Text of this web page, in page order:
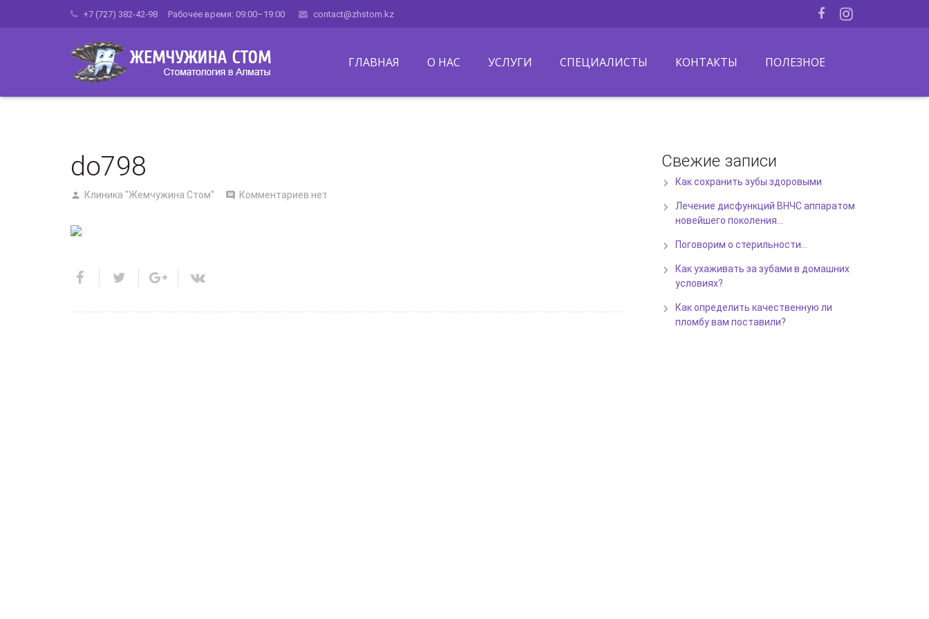
+7 (727) 382-42-98 Рабочее время: 09:00–19:00 contact@zhstom.kz
ГЛАВНАЯ О НАС УСЛУГИ СПЕЦИАЛИСТЫ КОНТАКТЫ ПОЛЕЗНОЕ
do798
Клиника "Жемчужина Стом" Комментариев нет
Свежие записи
Как сохранить зубы здоровыми
Лечение дисфункций ВНЧС аппаратом
новейшего поколения…
Поговорим о стерильности…
Как ухаживать за зубами в домашних
условиях?
Как определить качественную ли
пломбу вам поставили?